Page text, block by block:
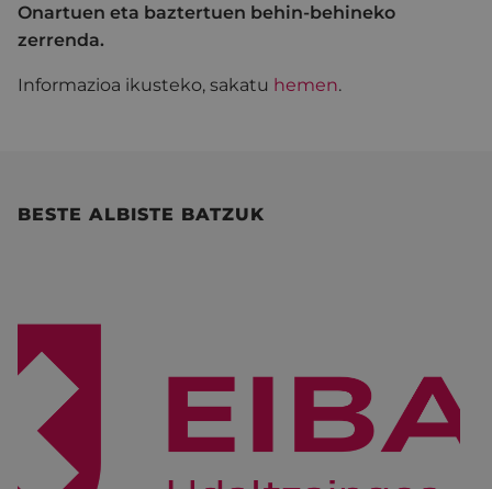
Onartuen eta baztertuen behin-behineko
zerrenda.
Informazioa ikusteko, sakatu hemen.
BESTE ALBISTE BATZUK